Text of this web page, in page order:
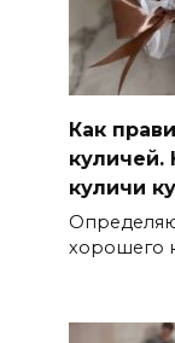
Как
куличей.
куличи
хорошего